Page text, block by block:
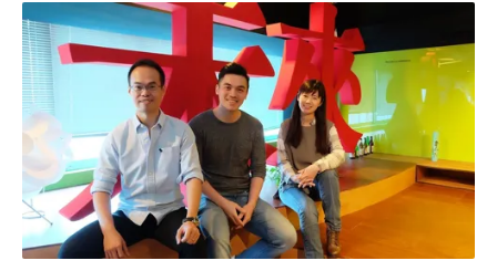
島地區第一家綠能合作社。金大指出，金門縣再生能源社
區合作社目標是招募40位社員和200萬元股金，除協助
公、民營單位及個人評估和建置，並將產出的太陽能電全
數賣給台電外，盈餘也將用於綠能教育推廣。